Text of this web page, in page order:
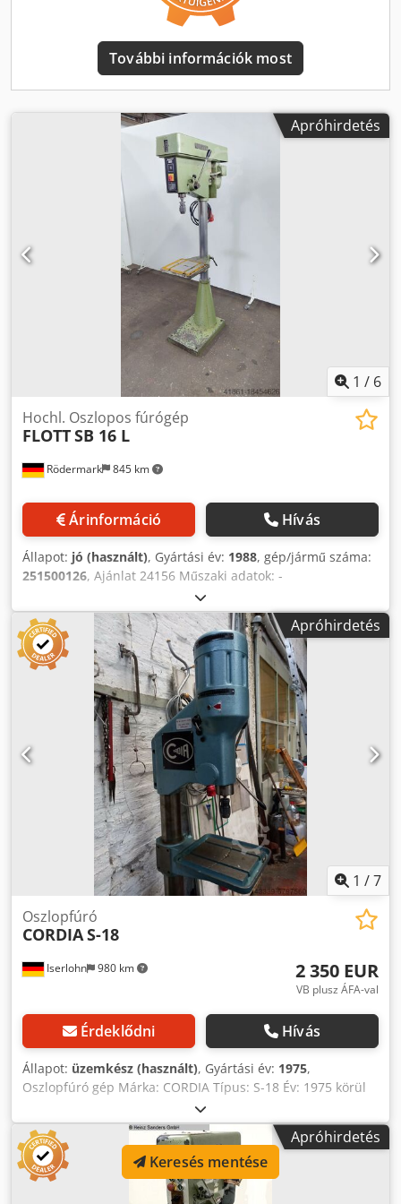
További információk most
Apróhirdetés
1 / 6
Rödermark 845 km
Hochl. Oszlopos fúrógép
FLOTTSB 16 L
Árinformáció Hívás
Állapot: jó (használt), Gyártási év: 1988, gép/jármű száma:
251500126, Ajánlat 24156 Műszaki adatok: -
Fúróteljesítmény ST 60 acélba 18 mm - MK 2 fúróorsó tartó
- Fúróorsó löket 100 mm - A fúróorsó fordulatszáma kb. 340
- 2400 ford - Jobbra és balra forgatás - Kinyúlás 250 mm -
max távolság asztal - fúró orsó 670 mm - Asztal 2 db 320 x
280 mm-es T-nyílással Crodpfx Aovxhdcohcjf - Magassága
kézi hajtókarral állítható fogaslécen és fogaskeréken
keresztül - Hajtás 400 V / 0,75 kW - Helyigény kb. 500 x ma
1750 x mé 750 mm - Súly kb 180 kg - a következőkkel: -
kulcs nélküli fúrótokmány
Apróhirdetés
1 /7
Iserlohn 980 km
Oszlopfúró
CORDIAS-18
2 350 EUR
VB plusz ÁFA-val
Érdeklődni Hívás
Állapot: üzemkész (használt), Gyártási év: 1975,
Oszlopfúró gép Márka: CORDIA Típus: S-18 Év: 1975 körül
fúrás acélban max.18mm orsó rögzítése : MK2 Crjdpfxshtri
Ej Ahcjf orsó fordulatszám : 90 -1450 rpm orsó löket : 120
mm Asztal: 350 mm X 400 mm befogási felület; 270 mm X
320 mm Helyigény : Szélesség 420mm Mélység 650mm
Magasság:2000 mm Súly:kb.350 kg. A gép használatra kész.
Apróhirdetés
Keresés mentése